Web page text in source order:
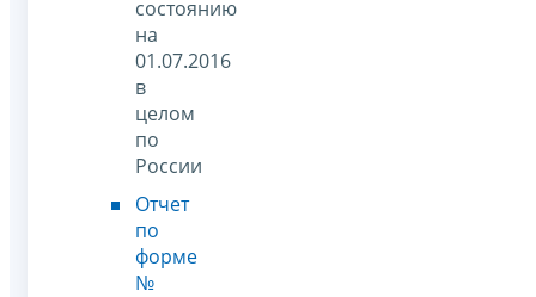
состоянию
на
01.07.2016
в
целом
по
России
Отчет
по
форме
№